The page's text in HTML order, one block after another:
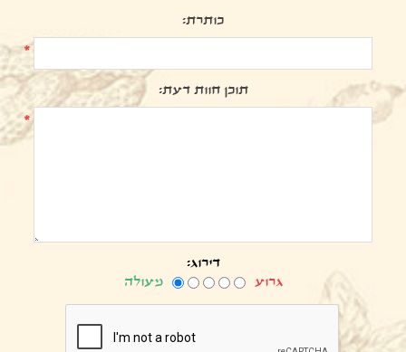
כותרת:
*
תוכן חוות דעת:
*
דירוג:
גרוע
מעולה